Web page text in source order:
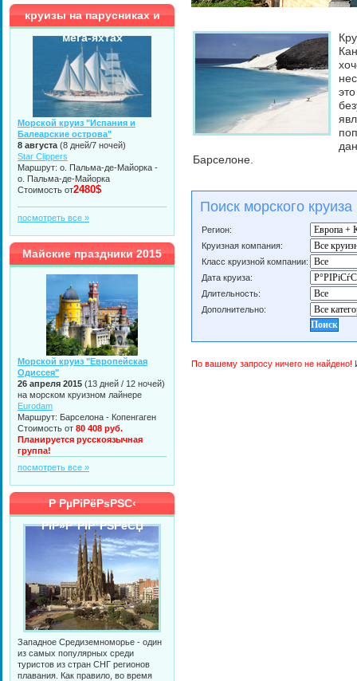
Барселоне.
Поиск морского круиза
Регион:
Круизная компания:
Класс круизной компании:
Дата круиза:
Длительность:
Дополнительно:
По вашему запросу ничего не найдено!
круизы на парусниках и
мега-яхтах
Морской круиз "Испания и
Балеарские острова"
8 августа (8 дней/7 ночей)
Star Clippers
Маршрут: о. Пальма-де-Майорка -
о. Пальма-де-Майорка
Стоимость от2480$
посмотреть все »
Майские праздники 2015
Морской круиз "Европейская
Одиссея"
26 апреля 2015 (13 дней / 12 ночей)
на морском круизном лайнере
Eurodam
Маршрут: Барселона - Копенгаген
Стоимость от 80 408 руб.
Планируется русскоязычная
группа!
посмотреть все »
Р РµРіРёРѕРЅС‹
РїР»Р°РІР°РЅРёСЏ
Западное Средиземноморье - один
из самых популярных среди
туристов из стран СНГ регионов
плавания. Как правило, во время